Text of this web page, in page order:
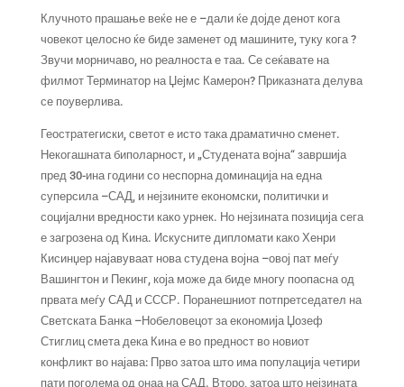
Клучното прашање веќе не е –дали ќе дојде денот кога
човекот целосно ќе биде заменет од машините, туку кога ?
Звучи морничаво, но реалноста е таа. Се сеќавате на
филмот Терминатор на Џејмс Камерон? Приказната делува
се поуверлива.
Геостратегиски, светот е исто така драматично сменет.
Некогашната биполарност, и „Студената војна“ завршија
пред 30-ина години со неспорна доминација на една
суперсила –САД, и нејзините економски, политички и
социјални вредности како урнек. Но нејзината позиција сега
е загрозена од Кина. Искусните дипломати како Хенри
Кисинџер најавуваат нова студена војна –овој пат меѓу
Вашингтон и Пекинг, која може да биде многу поопасна од
првата меѓу САД и СССР. Поранешниот потпретседател на
Светската Банка –Нобеловецот за економија Џозеф
Стиглиц смета дека Кина е во предност во новиот
конфликт во најава: Прво затоа што има популација четири
пати поголема од онаа на САД. Второ, затоа што нејзината